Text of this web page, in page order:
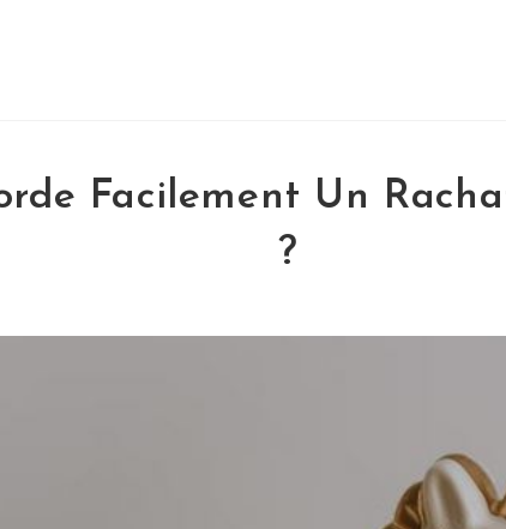
Facilement Un
?